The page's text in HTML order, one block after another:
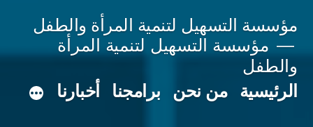
المحتوى
مؤسسة التسهيل لتنمية المرأة والطفل
مؤسسة التسهيل لتنمية المرأة
والطفل
الرئيسية
من نحن برامجنا أخبارنا